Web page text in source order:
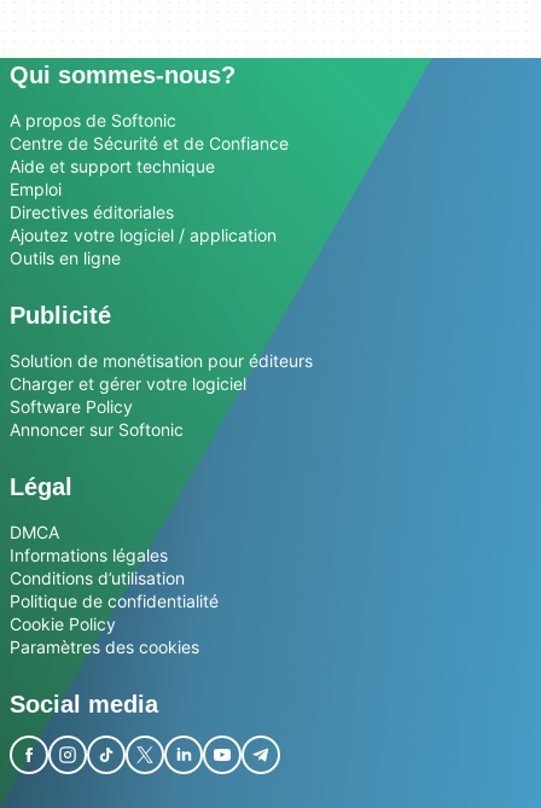
Qui sommes-nous?
A propos de Softonic
Centre de Sécurité et de Confiance
Aide et support technique
Emploi
Directives éditoriales
Ajoutez votre logiciel / application
Outils en ligne
Publicité
Solution de monétisation pour éditeurs
Charger et gérer votre logiciel
Software Policy
Annoncer sur Softonic
Légal
DMCA
Informations légales
Conditions d’utilisation
Politique de confidentialité
Cookie Policy
Paramètres des cookies
Social media